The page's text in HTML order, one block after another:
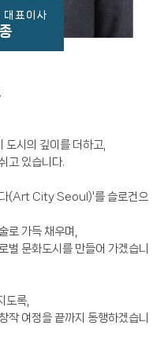
대표이사
도시의 깊이를 더하고,
고 있습니다.
다(Art City Seoul)'를 슬로건으
로 가득 채우며,
벌 문화도시를 만들어 가겠습니
도록,
작 여정을 끝까지 동행하겠습니